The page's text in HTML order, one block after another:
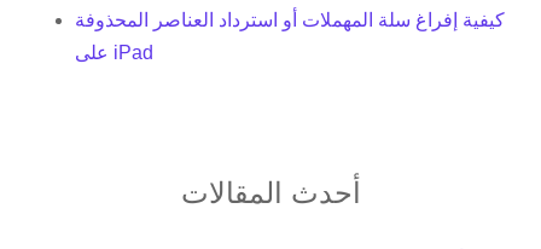
كيفية إفراغ سلة المهملات أو استرداد العناصر المحذوفة
على iPad
أحدث المقالات